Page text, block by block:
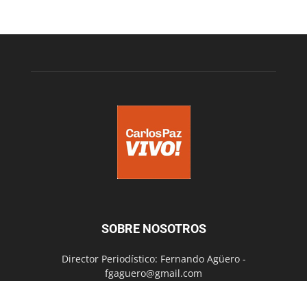
SOBRE NOSOTROS
Director Periodístico: Fernando Agüero -
fgaguero@gmail.com